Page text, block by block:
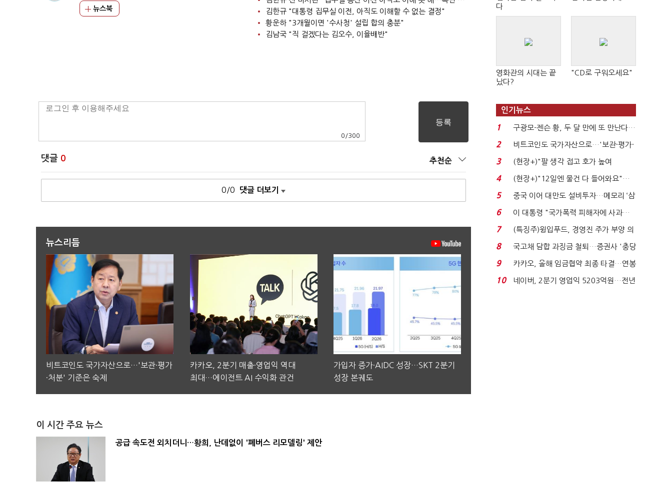
뉴스북
김한규 "대통령 집무실 이전, 아직도 이해할 수 없는 결정"
황운하 "3개월이면 '수사청' 설립 합의 충분"
김남국 "직 걸겠다는 김오수, 이율배반"
0 /300
댓글 0 추천순
0/0 댓글 더보기
뉴스리듬
비트코인도 국가자산으로…'보관·평가
·처분' 기준은 숙제
카카오, 2분기 매출·영업익 역대
최대…에이전트 AI 수익화 관건
가입자 증가·AIDC 성장…SKT 2분기
성장 본궤도
이 시간 주요 뉴스
공급 속도전 외치더니…황희, 난데없이 '폐버스 리모델링' 제안
다
영화관의 시대는 끝
났다?
"CD로 구워오세요"
인기뉴스
1
구광모-젠슨 황, 두 달 만에 또 만난다…
로봇·AI 등 논...
2
비트코인도 국가자산으로…'보관·평가·
처분' 기준은 ...
3
(현장+)"팔 생각 접고 호가 높여
요"…'덜 똘똘한 한 채' 20...
4
(현장+)"12일엔 물건 다 들어와요"…
빈 매대 채우며 문 연 ...
5
중국 이어 대만도 설비투자…메모리 ‘삼
국전쟁’
6
이 대통령 "국가폭력 피해자에 사과…
적극적 조사로 진...
7
(특징주)윙입푸드, 경영진 주가 부양 의
지에 상한가...
8
국고채 담합 과징금 철퇴…증권사 '충당
금 폭탄' 우려...
9
카카오, 올해 임금협약 최종 타결…연봉
6.3% 인상·격려...
10
네이버, 2분기 영업익 5203억원…전년